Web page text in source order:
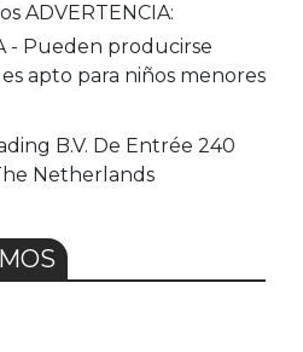
ADVERTENCIA:
- Pueden producirse
apto para niños menores
B.V. De Entrée 240
Netherlands